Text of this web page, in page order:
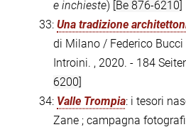
e inchieste) [Be 876-6210]
33: Una tradizione
di Milano / Federico
Introini. , 2020. - 184
6200]
34: Valle Trompia: i tesori
Zane ; campagna